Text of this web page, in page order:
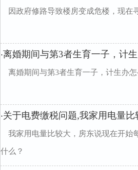
因政府修路导致楼房变成危楼，现在
·离婚期间与第3者生育一子，计
离婚期间与第3者生育一子，计生办
·关于电费缴税问题,我家用电量比
我家用电量比较大，房东说现在开始
什么？